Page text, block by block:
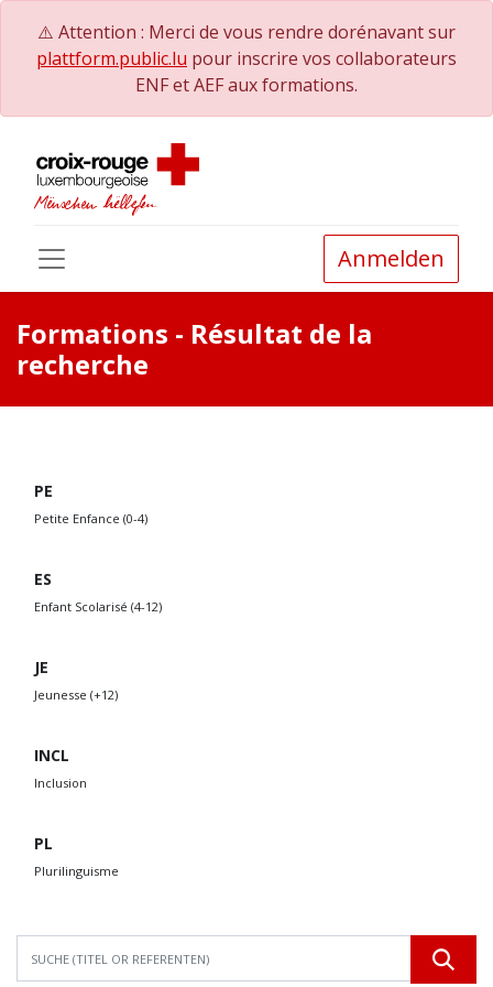
⚠️ Attention : Merci de vous rendre dorénavant sur
plattform.public.lu pour inscrire vos collaborateurs
ENF et AEF aux formations.
Anmelden
Formations - Résultat de la
recherche
PE
Petite Enfance (0-4)
ES
Enfant Scolarisé (4-12)
JE
Jeunesse (+12)
INCL
Inclusion
PL
Plurilinguisme